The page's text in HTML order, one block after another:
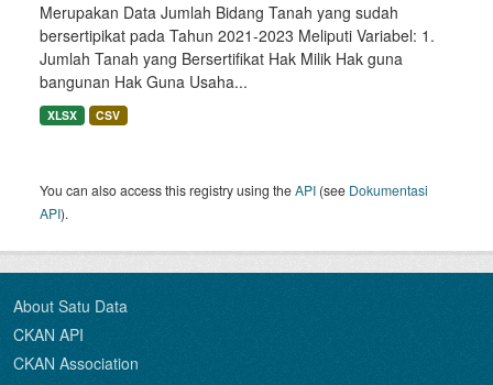
Merupakan Data Jumlah Bidang Tanah yang sudah
bersertipikat pada Tahun 2021-2023 Meliputi Variabel: 1.
Jumlah Tanah yang Bersertifikat Hak Milik Hak guna
bangunan Hak Guna Usaha...
XLSX CSV
You can also access this registry using theAPI (see Dokumentasi
API).
About Satu Data
CKAN API
CKAN Association